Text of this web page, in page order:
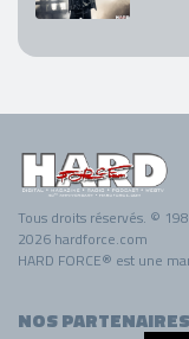
Tous droits réservés. ©
2026 hardforce.com
HARD FORCE® est une
NOS PARTENAIRES